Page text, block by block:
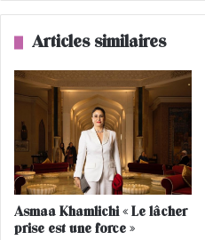
r
e
n
u
d
e
2
é
s
a
o
u
Articles similaires
Asmaa Khamlichi « Le lâcher
prise est une force »